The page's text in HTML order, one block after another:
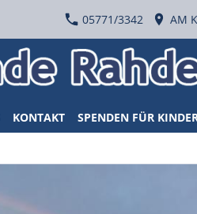
05771/3342 AM
KONTAKT SPENDEN FÜR